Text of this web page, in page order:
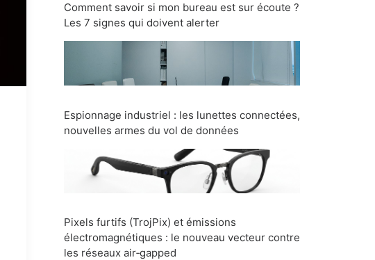
Comment savoir si mon bureau est sur écoute ?
Les 7 signes qui doivent alerter
Espionnage industriel : les lunettes connectées,
nouvelles armes du vol de données
Pixels furtifs (TrojPix) et émissions
électromagnétiques : le nouveau vecteur contre
les réseaux air‑gapped